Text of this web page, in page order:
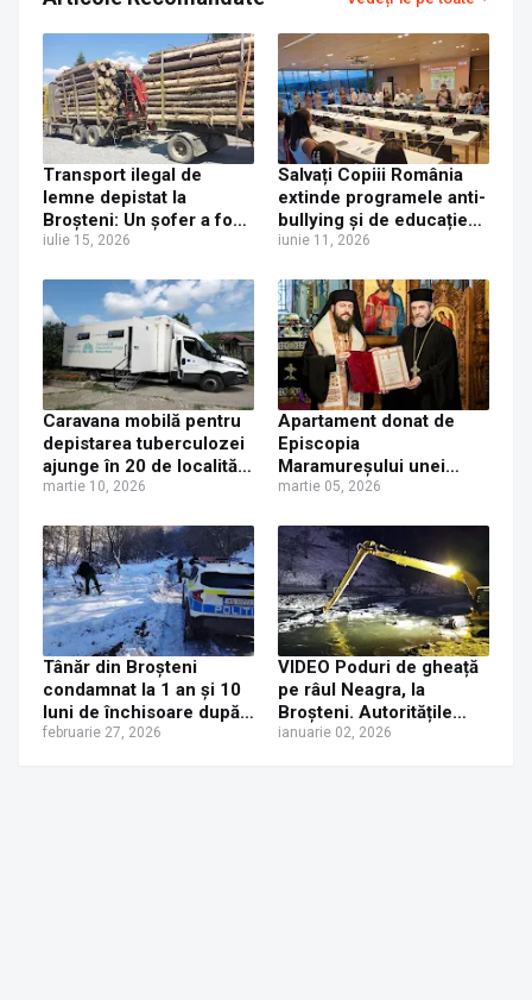
Transport ilegal de
lemne depistat la
Broșteni: Un șofer a fost
prins cu aproape 5 metri
iulie 15, 2026
Salvați Copiii România
extinde programele anti-
bullying și de educație
pentru sănătate în
iunie 11, 2026
Caravana mobilă pentru
depistarea tuberculozei
ajunge în 20 de localități
din Suceava, începând
martie 10, 2026
Apartament donat de
Episcopia
Maramureșului unei
familii cu trei copii
inundațiile din Broșteni
martie 05, 2026
Tânăr din Broșteni
condamnat la 1 an și 10
luni de închisoare după
ce a condus beat și fără
februarie 27, 2026
VIDEO Poduri de gheață
pe râul Neagra, la
Broșteni. Autoritățile
intervin cu excavatorul
ianuarie 02, 2026